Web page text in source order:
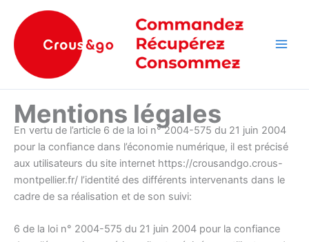
contenu
Mentions légales
En vertu de l’article 6 de la loi n° 2004-575 du 21 juin 2004
pour la confiance dans l’économie numérique, il est précisé
aux utilisateurs du site internet https://crousandgo.crous-
montpellier.fr/ l’identité des différents intervenants dans le
cadre de sa réalisation et de son suivi:
6 de la loi n° 2004-575 du 21 juin 2004 pour la confiance